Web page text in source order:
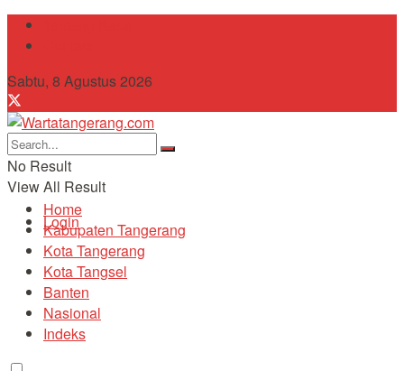
Sabtu, 8 Agustus 2026
No Result
View All Result
Login
Home
Kabupaten Tangerang
Kota Tangerang
Kota Tangsel
Banten
Nasional
Indeks